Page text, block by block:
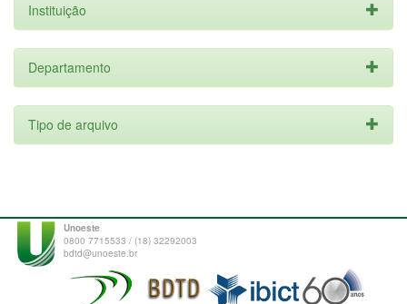
Instituição
Departamento
Tipo de arquivo
Unoeste
0800 7715533 / (18) 32292003
bdtd@unoeste.br